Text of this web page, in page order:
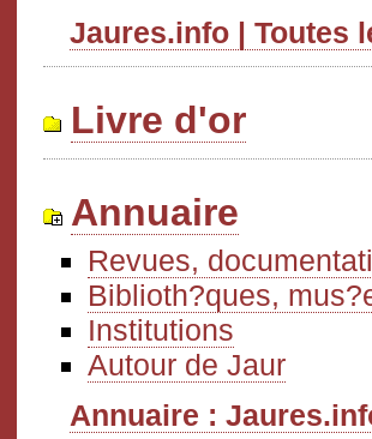
Jaures.info | Toutes
Livre d'or
Annuaire
Revues,
Biblioth?ques,
Institutions
Autour de Jaur
Annuaire :